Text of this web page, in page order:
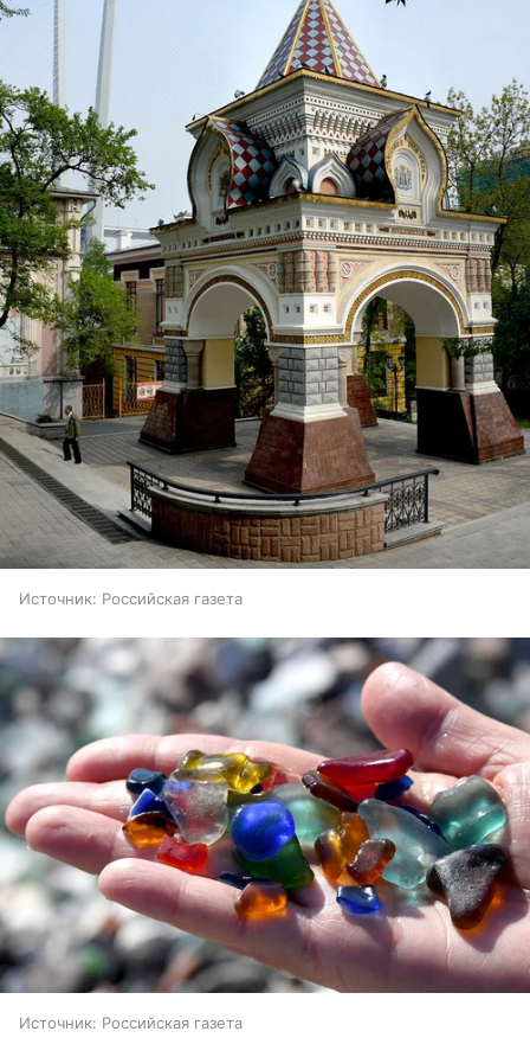
Источник: Российская газета
Источник: Российская газета